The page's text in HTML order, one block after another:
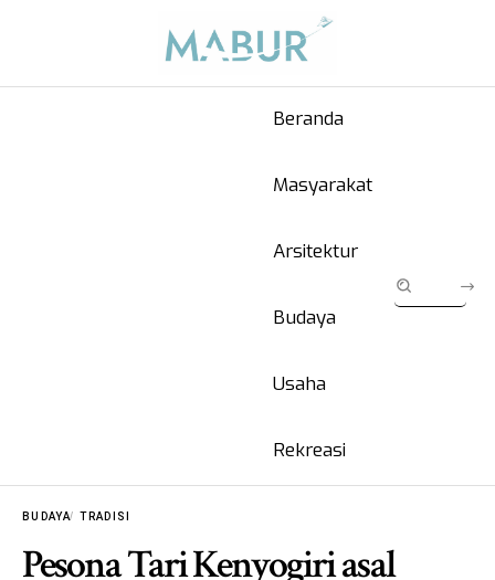
Beranda
Masyarakat
Arsitektur
Budaya
Usaha
Rekreasi
BUDAYA TRADISI
Pesona Tari Kenyogiri asal